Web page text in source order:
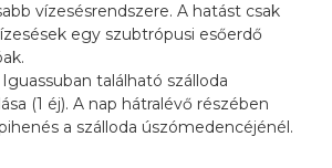
vízesésrendszere. A hatást csak
egy szubtrópusi esőerdő
található szálloda
(1 éj). A nap hátralévő részében
a szálloda úszómedencéjénél.